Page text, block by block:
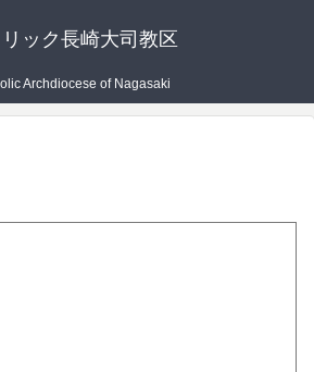
ック長崎大司教区
Archdiocese of Nagasaki